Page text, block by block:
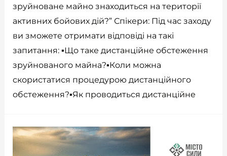
зруйноване майно знаходиться на території
активних бойових дій?” Спікери: Під час заходу
ви зможете отримати відповіді на такі
запитання: ▪️Що таке дистанційне обстеження
зруйнованого майна?▪️Коли можна
скористатися процедурою дистанційного
обстеження?▪️Як проводиться дистанційне